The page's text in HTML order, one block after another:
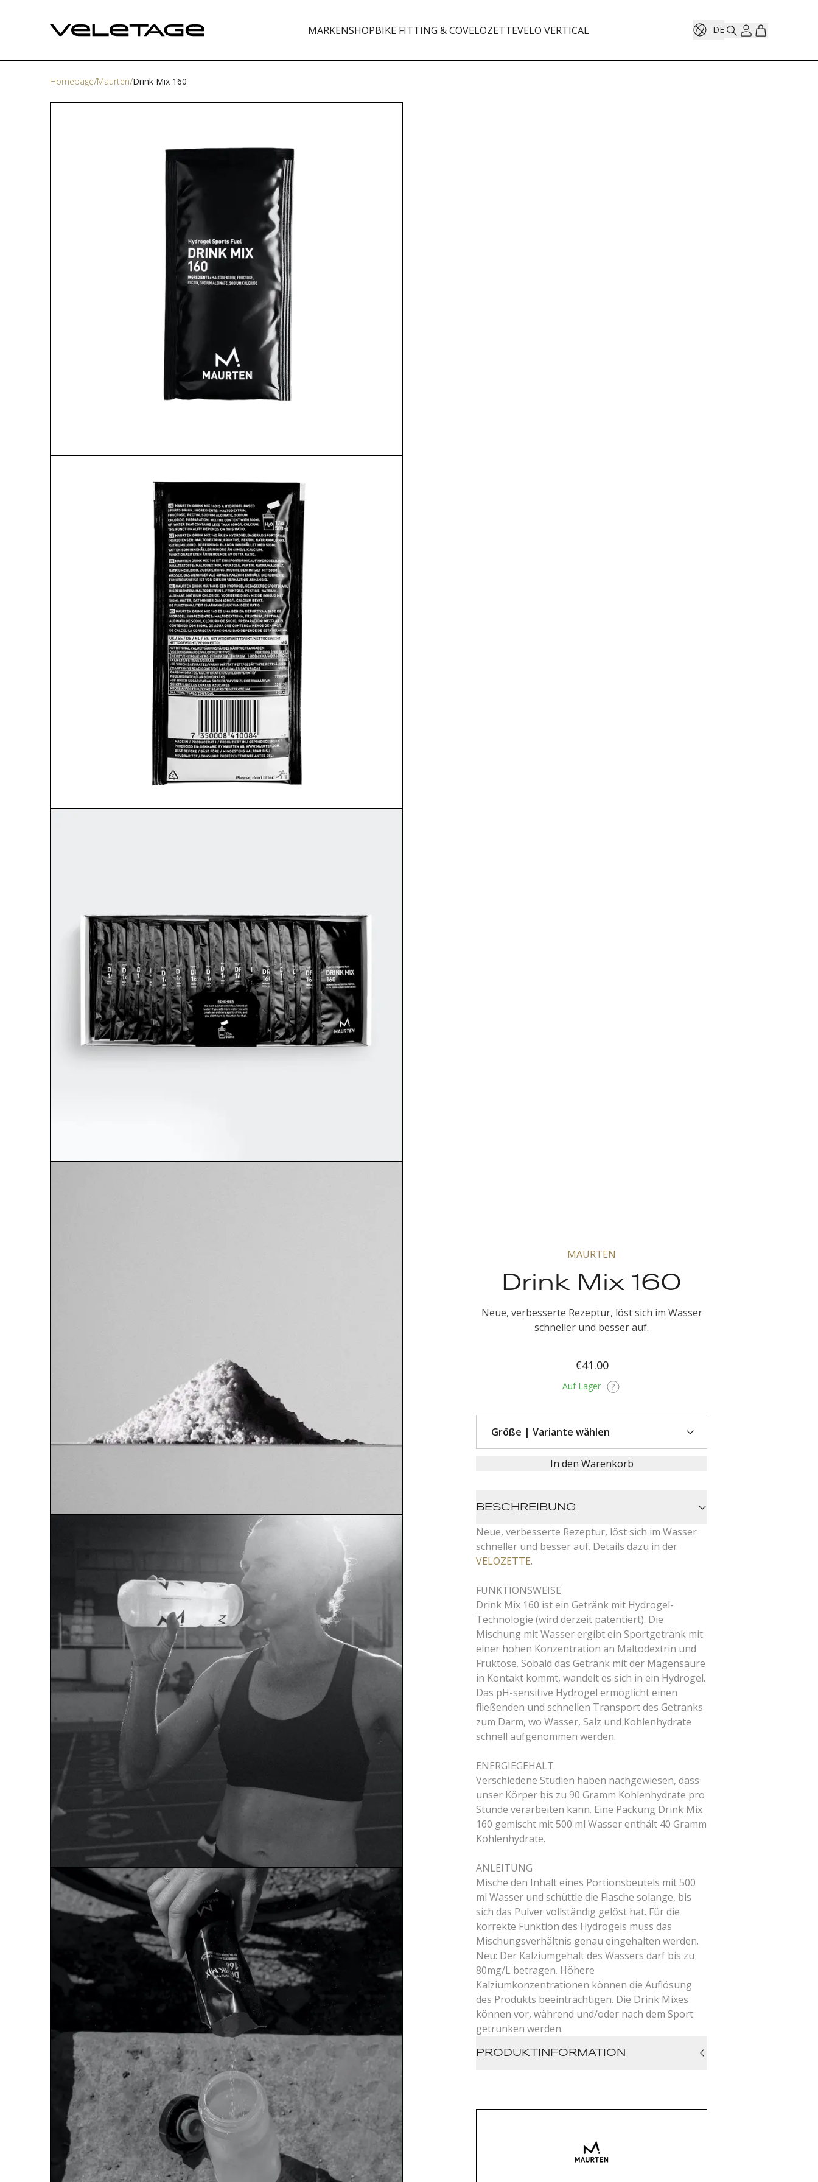
MARKENSHOPBIKE FITTING & COVELOZETTEVELO VERTICAL DE
Homepage Maurten Drink Mix 160
MAURTEN
Drink Mix 160
Neue, verbesserte Rezeptur, löst sich im Wasser
schneller und besser auf.
€41.00
Auf Lager
In den Warenkorb
BESCHREIBUNG
Neue, verbesserte Rezeptur, löst sich im Wasser
schneller und besser auf. Details dazu in der
VELOZETTE.
FUNKTIONSWEISE
Drink Mix 160 ist ein Getränk mit Hydrogel-
Technologie (wird derzeit patentiert). Die
Mischung mit Wasser ergibt ein Sportgetränk mit
einer hohen Konzentration an Maltodextrin und
Fruktose. Sobald das Getränk mit der Magensäure
in Kontakt kommt, wandelt es sich in ein Hydrogel.
Das pH-sensitive Hydrogel ermöglicht einen
fließenden und schnellen Transport des Getränks
zum Darm, wo Wasser, Salz und Kohlenhydrate
schnell aufgenommen werden.
ENERGIEGEHALT
Verschiedene Studien haben nachgewiesen, dass
unser Körper bis zu 90 Gramm Kohlenhydrate pro
Stunde verarbeiten kann. Eine Packung Drink Mix
160 gemischt mit 500 ml Wasser enthält 40 Gramm
Kohlenhydrate.
ANLEITUNG
Mische den Inhalt eines Portionsbeutels mit 500
ml Wasser und schüttle die Flasche solange, bis
sich das Pulver vollständig gelöst hat. Für die
korrekte Funktion des Hydrogels muss das
Mischungsverhältnis genau eingehalten werden.
Neu: Der Kalziumgehalt des Wassers darf bis zu
80mg/L betragen. Höhere
Kalziumkonzentrationen können die Auflösung
des Produkts beeinträchtigen. Die Drink Mixes
können vor, während und/oder nach dem Sport
getrunken werden.
PRODUKTINFORMATION
Zutaten: Maltodextrin, Fruktose, Geliermittel,
Energie: 1595 kJ, 381 kcal/670 kJ, 160 kcal